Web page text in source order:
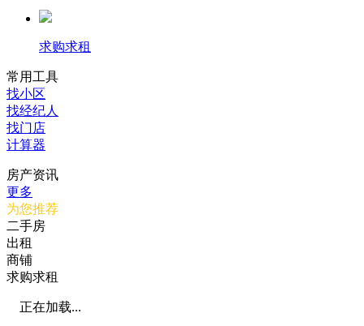
求购求租
常用工具
找小区
找经纪人
找门店
计算器
房产资讯
更多
为您推荐
二手房
出租
商铺
求购求租
正在加载...